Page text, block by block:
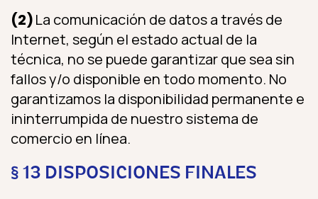
(2)La comunicación de datos a través de
Internet, según el estado actual de la
técnica, no se puede garantizar que sea sin
fallos y/o disponible en todo momento. No
garantizamos la disponibilidad permanente e
ininterrumpida de nuestro sistema de
comercio en línea.
§ 13 DISPOSICIONES FINALES